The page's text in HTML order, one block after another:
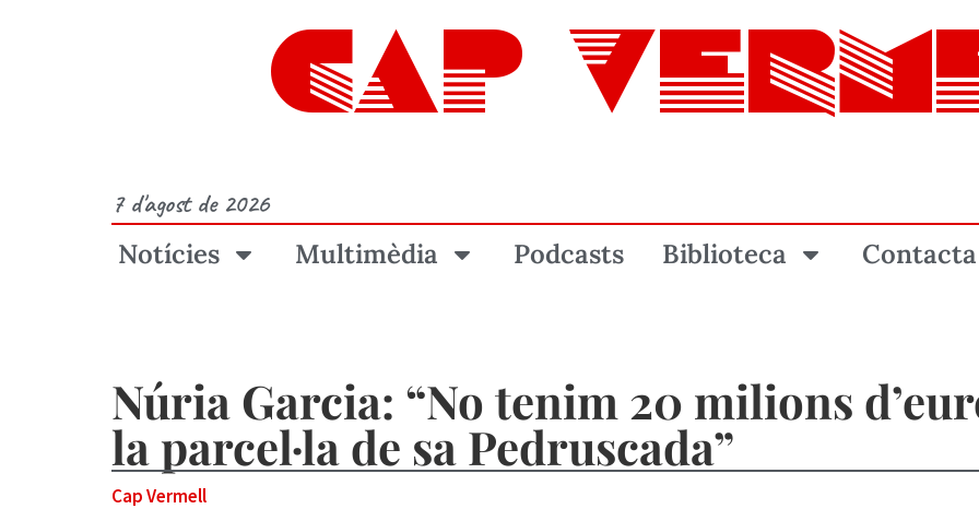
CAP
7 d'agost de 2026
Notícies Multimèdia Podcasts Biblioteca Contacta
Núria Garcia: “No tenim 20 milions
la parcel·la de sa Pedruscada”
Cap Vermell